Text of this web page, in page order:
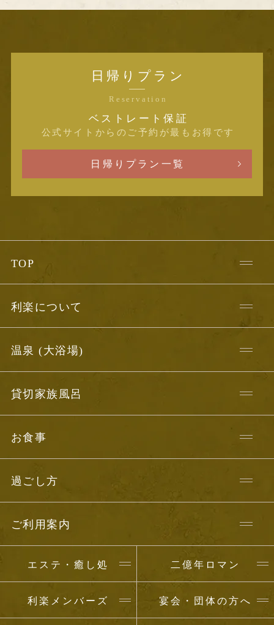
日帰りプラン
Reservation
ベストレート保証
公式サイトからのご予約が最もお得です
日帰りプラン一覧
TOP
利楽について
温泉 (大浴場)
貸切家族風呂
お食事
過ごし方
ご利用案内
エステ・癒し処 二億年ロマン
利楽メンバーズ 宴会・団体の方へ